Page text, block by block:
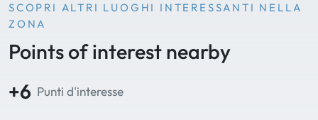
SCOPRI ALTRI LUOGHI INTERESSANTI NELLA
ZONA
Points of interest nearby
+6 Punti d'interesse